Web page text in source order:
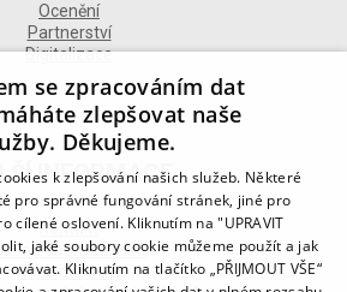
Ocenění
Partnerství
Digitalizace
INFORMACE
Kontakt
odborné divize
Naše pobočky
se zpracováním dat
zlepšovat naše
Děkujeme.
k zlepšování našich služeb. Některé
pro správné fungování stránek, jiné pro
cílené oslovení. Kliknutím na "UPRAVIT
jaké soubory cookie můžeme použít a jak
Kliknutím na tlačítko „PŘIJMOUT VŠE“